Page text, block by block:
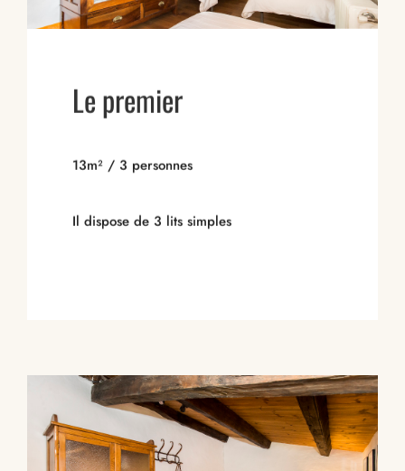
Le premier
13m² / 3 personnes
Il dispose de 3 lits simples